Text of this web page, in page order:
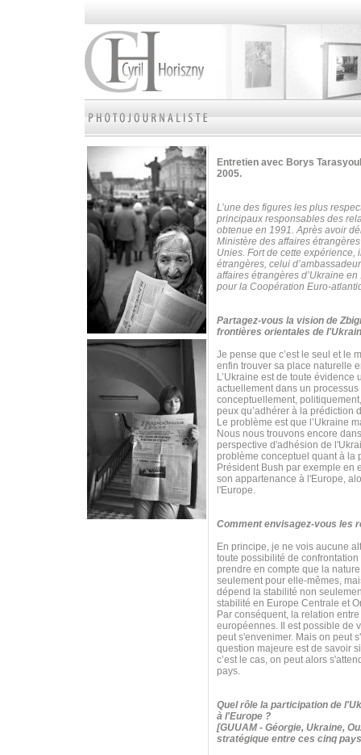
Entretien avec Borys
2005.
L’une des figures les plus
principaux responsables des
obtenue en 1991. Après avoir
Ministère des affaires
Unies. Fort de cette expérience,
étrangères, celui
affaires étrangères d’Ukraine
pour la Coopération Euro-
Partagez-vous la vision de
frontières orientales de
Je pense que c’est le seul et le
enfin trouver sa place naturelle
L’Ukraine est de toute
actuellement dans un
conceptuellement,
peux qu’adhérer à la prédiction
Le problème est que l’Ukraine
Nous nous trouvons encore
perspective d'adhésion de
problème conceptuel quant à la
Président Bush par exemple
son appartenance à l'Europe,
l'Europe.
Comment envisagez-vous les
En principe, je ne vois aucune
toute possibilité de
prendre en compte que la
seulement pour elle-mêmes,
dépend la stabilité non
stabilité en Europe Centrale et
Par conséquent, la relation
européennes. Il est possible de
peut s'envenimer. Mais on peut
question majeure est de savoir
c’est le cas, on peut alors
pays.
Quel rôle la participation de
à l'Europe ?
[GUUAM - Géorgie, Ukraine,
stratégique entre ces cinq